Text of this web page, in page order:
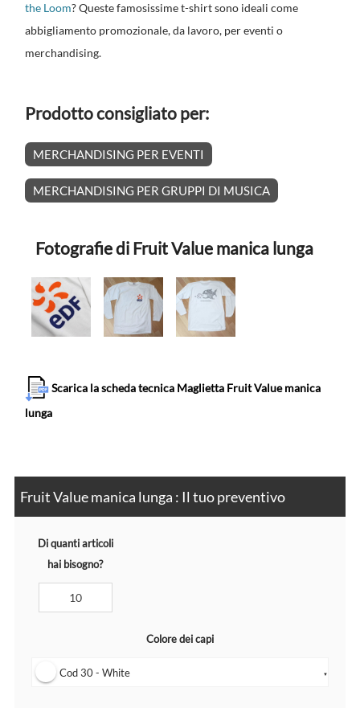
the Loom? Queste famosissime t-shirt sono ideali come
abbigliamento promozionale, da lavoro, per eventi o
merchandising.
Prodotto consigliato per:
MERCHANDISING PER EVENTI
MERCHANDISING PER GRUPPI DI MUSICA
Fotografie di Fruit Value manica lunga
Scarica la scheda tecnica Maglietta Fruit Value manica
lunga
Fruit Value manica lunga : Il tuo preventivo
Di quanti articoli
hai bisogno?
Colore dei capi
Cod 30 - White ▼